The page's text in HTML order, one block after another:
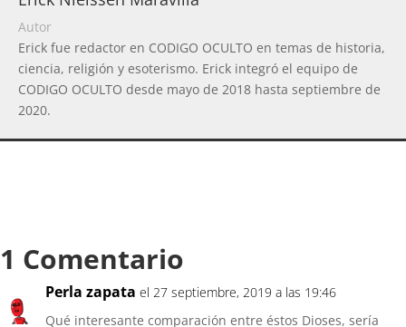
Autor
Erick fue redactor en CODIGO OCULTO en temas de historia,
ciencia, religión y esoterismo. Erick integró el equipo de
CODIGO OCULTO desde mayo de 2018 hasta septiembre de
2020.
1 Comentario
Perla zapata el 27 septiembre, 2019 a las 19:46
Qué interesante comparación entre éstos Dioses, sería